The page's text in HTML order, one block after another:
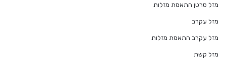
מזל סרטן התאמת מזלות
מזל עקרב
מזל עקרב התאמת מזלות
מזל קשת